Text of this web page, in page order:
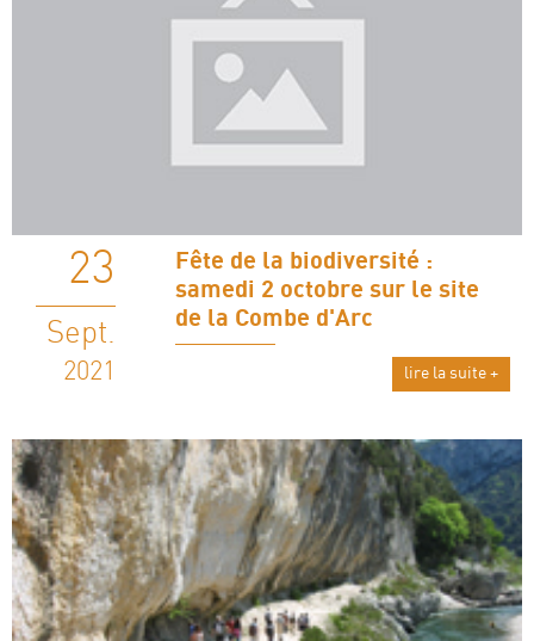
23
Sept.
2021
Fête de la biodiversité :
samedi 2 octobre sur le site
de la Combe d'Arc
lire la suite +